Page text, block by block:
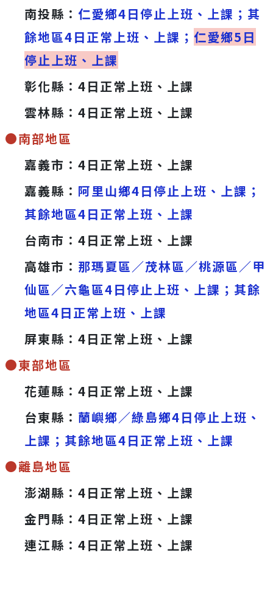
南投縣： 仁愛鄉4日停止上班、上課；其
餘地區4日正常上班、上課； 仁愛鄉5日
停止上班、上課
彰化縣：4日正常上班、上課
雲林縣：4日正常上班、上課
●南部地區
嘉義市：4日正常上班、上課
嘉義縣： 阿里山鄉4日停止上班、上課；
其餘地區4日正常上班、上課
台南市：4日正常上班、上課
高雄市： 那瑪夏區／茂林區／桃源區／甲
仙區／六龜區4日停止上班、上課；其餘
地區4日正常上班、上課
屏東縣：4日正常上班、上課
●東部地區
花蓮縣：4日正常上班、上課
台東縣： 蘭嶼鄉／綠島鄉4日停止上班、
上課；其餘地區4日正常上班、上課
●離島地區
澎湖縣：4日正常上班、上課
金門縣：4日正常上班、上課
連江縣：4日正常上班、上課